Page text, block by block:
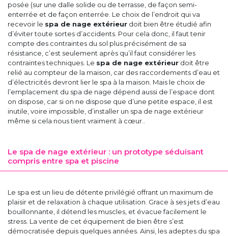
posée (sur une dalle solide ou de terrasse, de façon semi-
enterrée et de façon enterrée. Le choix de l’endroit qui va
recevoir le spa de nage extérieur doit bien être étudié afin
d’éviter toute sortes d’accidents. Pour cela donc, il faut tenir
compte des contraintes du sol plus précisément de sa
résistance, c’est seulement après qu’il faut considérer les
contraintes techniques. Le spa de nage extérieur doit être
relié au compteur de la maison, car des raccordements d’eau et
d’électricités devront lier le spa à la maison. Mais le choix de
l’emplacement du spa de nage dépend aussi de l’espace dont
on dispose, car si on ne dispose que d’une petite espace, il est
inutile, voire impossible, d’installer un spa de nage extérieur
même si cela nous tient vraiment à cœur..
Le spa de nage extérieur : un prototype séduisant
compris entre spa et piscine
Le spa est un lieu de détente privilégié offrant un maximum de
plaisir et de relaxation à chaque utilisation. Grace à ses jets d’eau
bouillonnante, il détend les muscles, et évacue facilement le
stress. La vente de cet équipement de bien être s’est
démocratisée depuis quelques années. Ainsi, les adeptes du spa